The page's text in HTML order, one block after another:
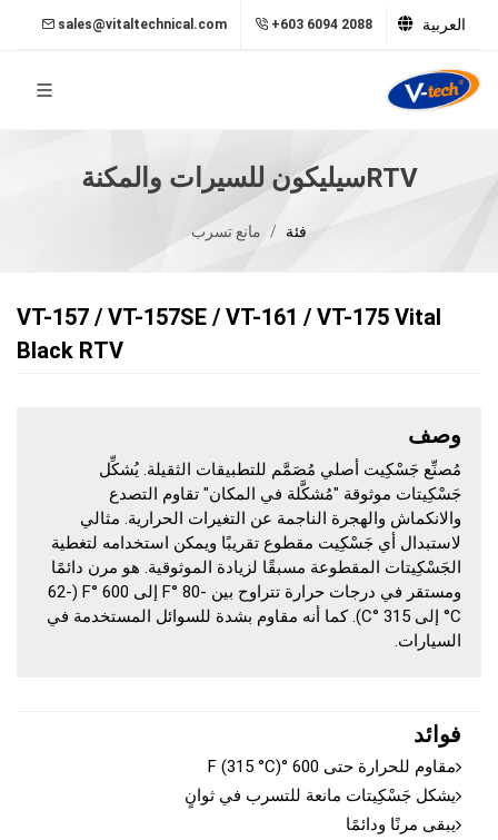
sales@vitaltechnical.com +603 6094 2088 العربية
سيليكون للسيرات والمكنةRTV
مانع تسرب فئة
VT-157 / VT-157SE / VT-161 / VT-175 Vital
Black RTV
وصف
مُصنِّع جَسْكِيت أصلي مُصَمَّم للتطبيقات الثقيلة. يُشكِّل
جَسْكِيتات موثوقة "مُشكَّلة في المكان" تقاوم التصدع
والانكماش والهجرة الناجمة عن التغيرات الحرارية. مثالي
لاستبدال أي جَسْكِيت مقطوع تقريبًا ويمكن استخدامه لتغطية
الجَسْكِيتات المقطوعة مسبقًا لزيادة الموثوقية. هو مرن دائمًا
ومستقر في درجات حرارة تتراوح بين -80 °F إلى 600 °F (-62
°C إلى 315 °C). كما أنه مقاوم بشدة للسوائل المستخدمة في
السيارات.
فوائد
مقاوم للحرارة حتى 600 °F (315 °C)
يشكل جَسْكِيتات مانعة للتسرب في ثوانٍ
يبقى مرنًا ودائمًا